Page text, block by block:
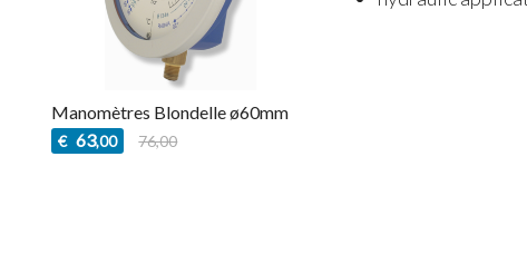
Manomètres Blondelle ø60mm
€ 63,00 76,00